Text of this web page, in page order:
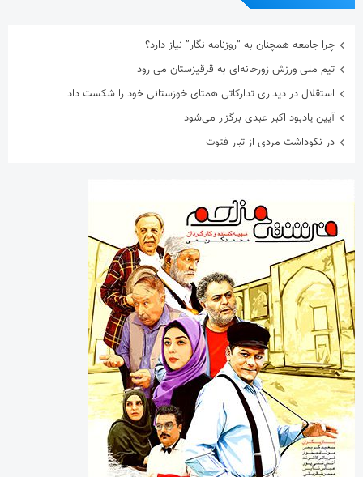
چرا جامعه همچنان به “روزنامه نگار” نیاز دارد؟
تیم ملی ورزش زورخانه‌ای به قرقیزستان می رود
استقلال در دیداری تدارکاتی همتای خوزستانی خود را شکست داد
آیین یادبود اکبر عبدی برگزار می‌شود
در نکوداشت مردی از تبار فتوت